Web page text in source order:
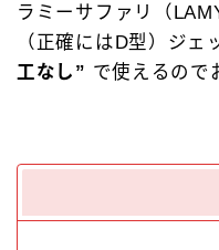
ラミーサファリ（
（正確にはD型）ジェ
工なし” で使えるので